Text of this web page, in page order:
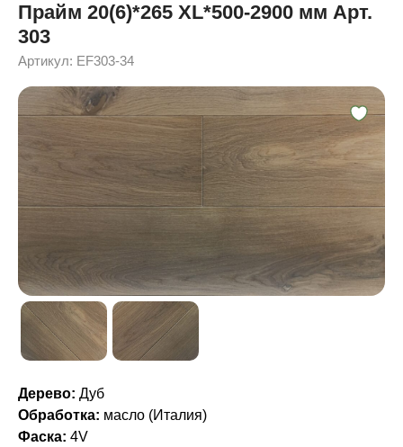
Прайм 20(6)*265 XL*500-2900 мм Арт.
303
Артикул: EF303-34
Дерево: Дуб
Обработка: масло (Италия)
Фаска: 4V